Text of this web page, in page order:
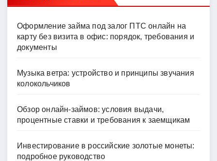
Оформление займа под залог ПТС онлайн на
карту без визита в офис: порядок, требования и
документы
Музыка ветра: устройство и принципы звучания
колокольчиков
Обзор онлайн-займов: условия выдачи,
процентные ставки и требования к заемщикам
Инвестирование в российские золотые монеты:
подробное руководство